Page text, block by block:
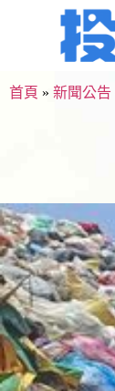
首頁 » 新聞公告